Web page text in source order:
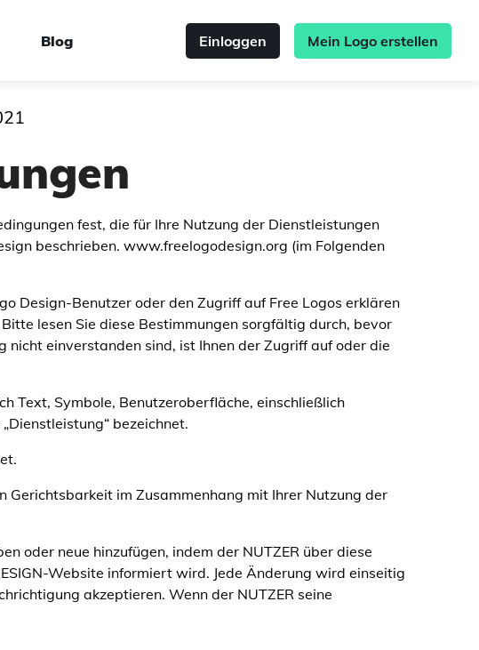
Blog Einloggen Mein Logo erstellen
fest, die für Ihre Nutzung der Dienstleistungen
beschrieben. www.freelogodesign.org (im Folgenden
Design-Benutzer oder den Zugriff auf Free Logos erklären
lesen Sie diese Bestimmungen sorgfältig durch, bevor
nicht einverstanden sind, ist Ihnen der Zugriff auf oder die
Text, Symbole, Benutzeroberfläche, einschließlich
bezeichnet.
im Zusammenhang mit Ihrer Nutzung der
oder neue hinzufügen, indem der NUTZER über diese
Website informiert wird. Jede Änderung wird einseitig
akzeptieren. Wenn der NUTZER seine